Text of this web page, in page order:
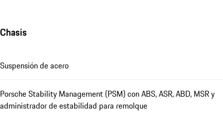
Chasis
Suspensión de acero
Porsche Stability Management (PSM) con ABS, ASR, ABD, MSR y
administrador de estabilidad para remolque